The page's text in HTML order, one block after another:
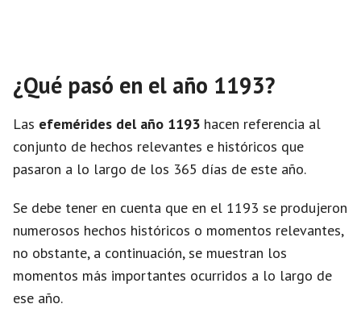
¿Qué pasó en el año 1193?
Las efemérides del año 1193 hacen referencia al
conjunto de hechos relevantes e históricos que
pasaron a lo largo de los 365 días de este año.
Se debe tener en cuenta que en el 1193 se produjeron
numerosos hechos históricos o momentos relevantes,
no obstante, a continuación, se muestran los
momentos más importantes ocurridos a lo largo de
ese año.